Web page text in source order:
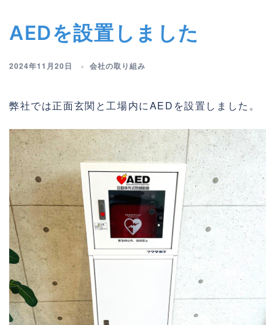
AEDを設置しました
2024年11月20日 会社の取り組み
弊社では正面玄関と工場内にAEDを設置しました。